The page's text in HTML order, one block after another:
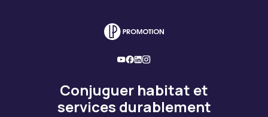
Conjuguer habitat et
services durablement